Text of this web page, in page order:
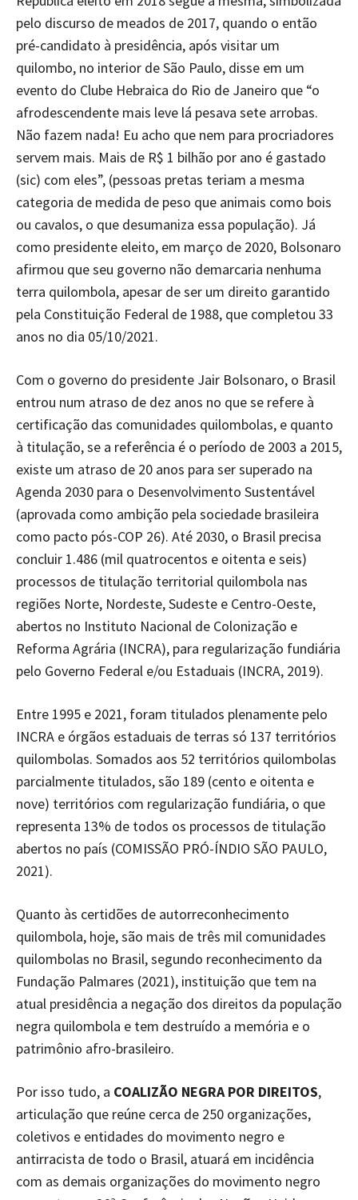
pelo discurso de meados de 2017, quando o então
pré-candidato à presidência, após visitar um
quilombo, no interior de São Paulo, disse em um
evento do Clube Hebraica do Rio de Janeiro que “o
afrodescendente mais leve lá pesava sete arrobas.
Não fazem nada! Eu acho que nem para procriadores
servem mais. Mais de R$ 1 bilhão por ano é gastado
(sic) com eles”, (pessoas pretas teriam a mesma
categoria de medida de peso que animais como bois
ou cavalos, o que desumaniza essa população). Já
como presidente eleito, em março de 2020, Bolsonaro
afirmou que seu governo não demarcaria nenhuma
terra quilombola, apesar de ser um direito garantido
pela Constituição Federal de 1988, que completou 33
anos no dia 05/10/2021.
Com o governo do presidente Jair Bolsonaro, o Brasil
entrou num atraso de dez anos no que se refere à
certificação das comunidades quilombolas, e quanto
à titulação, se a referência é o período de 2003 a 2015,
existe um atraso de 20 anos para ser superado na
Agenda 2030 para o Desenvolvimento Sustentável
(aprovada como ambição pela sociedade brasileira
como pacto pós-COP 26). Até 2030, o Brasil precisa
concluir 1.486 (mil quatrocentos e oitenta e seis)
processos de titulação territorial quilombola nas
regiões Norte, Nordeste, Sudeste e Centro-Oeste,
abertos no Instituto Nacional de Colonização e
Reforma Agrária (INCRA), para regularização fundiária
pelo Governo Federal e/ou Estaduais (INCRA, 2019).
Entre 1995 e 2021, foram titulados plenamente pelo
INCRA e órgãos estaduais de terras só 137 territórios
quilombolas. Somados aos 52 territórios quilombolas
parcialmente titulados, são 189 (cento e oitenta e
nove) territórios com regularização fundiária, o que
representa 13% de todos os processos de titulação
abertos no país (COMISSÃO PRÓ-ÍNDIO SÃO PAULO,
2021).
Quanto às certidões de autorreconhecimento
quilombola, hoje, são mais de três mil comunidades
quilombolas no Brasil, segundo reconhecimento da
Fundação Palmares (2021), instituição que tem na
atual presidência a negação dos direitos da população
negra quilombola e tem destruído a memória e o
patrimônio afro-brasileiro.
Por isso tudo, a COALIZÃO NEGRA POR DIREITOS,
articulação que reúne cerca de 250 organizações,
coletivos e entidades do movimento negro e
antirracista de todo o Brasil, atuará em incidência
com as demais organizações do movimento negro